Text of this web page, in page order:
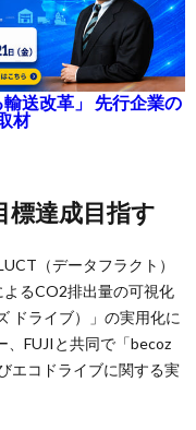
送改革」 先行企業の
材
標達成目指す
（データフラクト）
るCO2排出量の可視化
ドライブ）」の実用化に
、FUJIと共同で「becoz
エコドライブに関する実